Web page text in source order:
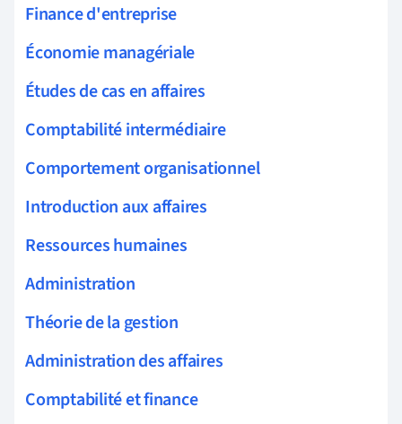
Finance d'entreprise
Économie managériale
Études de cas en affaires
Comptabilité intermédiaire
Comportement organisationnel
Introduction aux affaires
Ressources humaines
Administration
Théorie de la gestion
Administration des affaires
Comptabilité et finance